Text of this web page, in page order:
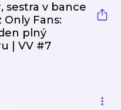
sestra v bance
Only Fans:
plný
| VV #7